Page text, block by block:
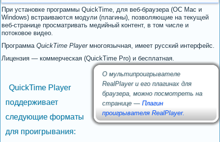
При установке программы QuickTime, для веб-браузера (ОС Mac и
Windows) встраиваются модули (плагины), позволяющие на текущей
веб-странице просматривать медийный контент, в том числе и
потоковое видео.
Программа QuickTime Playerмногоязычная, имеет русский интерфейс.
Лицензия — коммерческая (QuickTime Pro) и бесплатная.
О мультипроигрывателе
RealPlayer и его плагинах для
браузера, можно посмотреть на
странице — Плагин
проигрывателя RealPlayer.
QuickTime Player
поддерживает
следующие форматы
для проигрывания: